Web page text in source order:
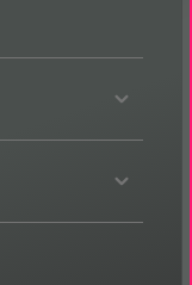
via
integriert
dem Key
zusätzlicher